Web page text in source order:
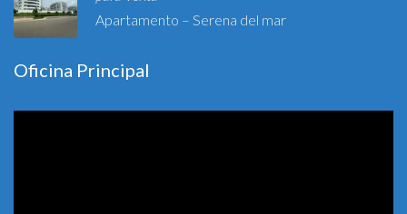
Apartamento – Serena del mar
Oficina Principal